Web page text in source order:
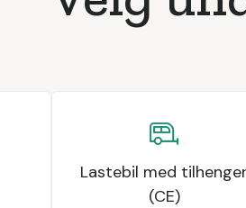
Lastebil med tilhenger
(CE)